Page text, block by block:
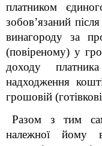
платником
зобов’язаний
винагороду за
(повіреному) у
доходу
надходження
грошовій
Разом з тим
належної йому